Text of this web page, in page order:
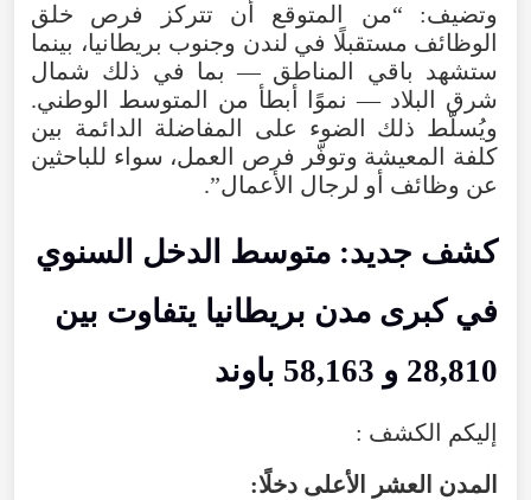
وتضيف: “من المتوقع أن تتركز فرص خلق
الوظائف مستقبلًا في لندن وجنوب بريطانيا، بينما
ستشهد باقي المناطق — بما في ذلك شمال
شرق البلاد — نموًا أبطأ من المتوسط الوطني.
ويُسلّط ذلك الضوء على المفاضلة الدائمة بين
كلفة المعيشة وتوفّر فرص العمل، سواء للباحثين
عن وظائف أو لرجال الأعمال”.
كشف جديد: متوسط الدخل السنوي
في كبرى مدن بريطانيا يتفاوت بين
28,810 و 58,163 باوند
إليكم الكشف :
المدن العشر الأعلى دخلًا: